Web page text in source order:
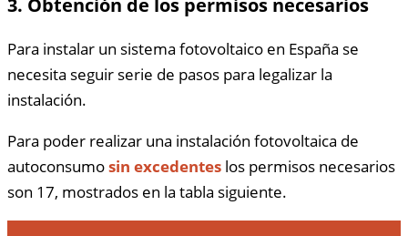
3. Obtención de los permisos necesarios
Para instalar un sistema fotovoltaico en España se
necesita seguir serie de pasos para legalizar la
instalación.
Para poder realizar una instalación fotovoltaica de
autoconsumosin excedentes los permisos necesarios
son 17, mostrados en la tabla siguiente.